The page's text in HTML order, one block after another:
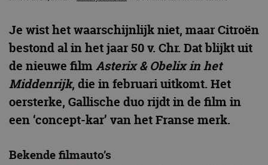
Je wist het waarschijnlijk niet, maar Citroën
bestond al in het jaar 50 v. Chr. Dat blijkt uit
de nieuwe filmAsterix & Obelix in het
Middenrijk, die in februari uitkomt. Het
oersterke, Gallische duo rijdt in de film in
een ‘concept-kar’ van het Franse merk.
Bekende filmauto’s